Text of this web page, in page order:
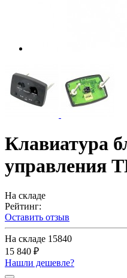
Клавиатура
управления
На складе
Рейтинг:
Оставить отзыв
На складе 15840
15 840 ₽
Нашли дешевле?